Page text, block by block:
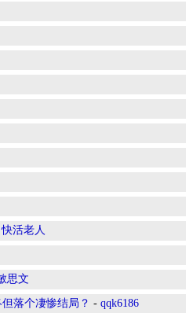
快活老人
思文
落个凄惨结局？ - qqk6186